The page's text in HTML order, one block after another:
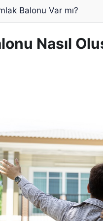
Balonu Var mı?
Nasıl